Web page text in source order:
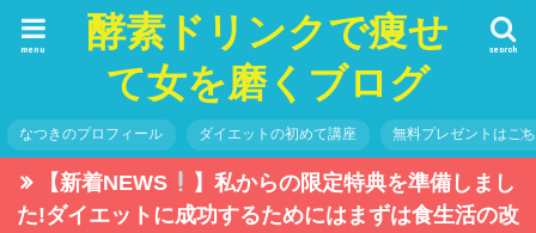
酵素ドリンクで痩せ
て女を磨くブログ
search
menu
なつきのプロフィール ダイエットの初めて講座 無料プレゼントはこ
【新着NEWS
】私からの限定特典を準備しまし
た!ダイエットに成功するためにはまずは食生活の改